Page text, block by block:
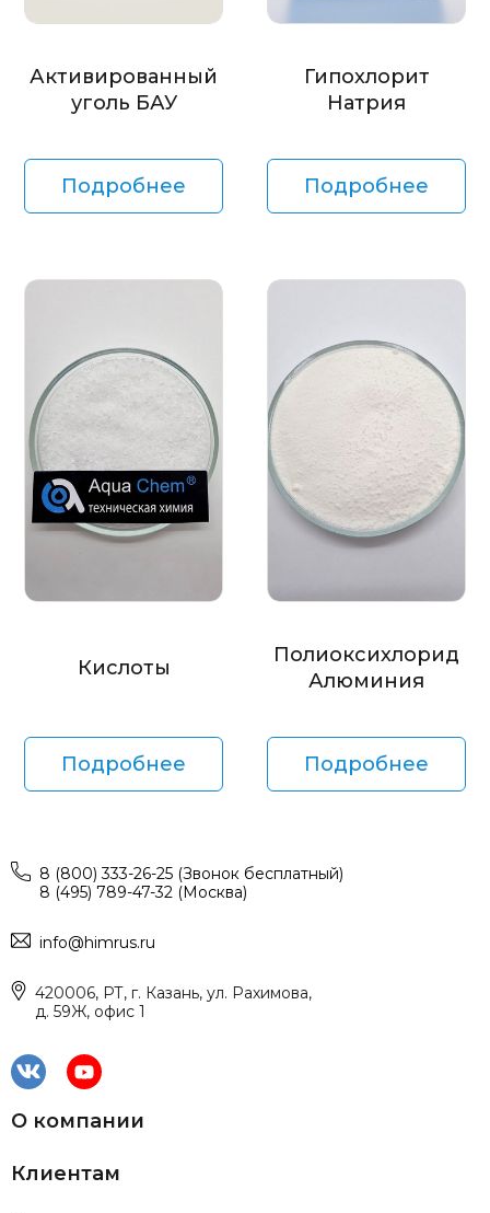
Активированный
уголь БАУ
Подробнее
Гипохлорит
Натрия
Подробнее
Кислоты
Подробнее
Полиоксихлорид
Алюминия
Подробнее
8 (800) 333-26-25 (Звонок бесплатный)
8 (495) 789-47-32 (Москва)
info@himrus.ru
420006, РТ, г. Казань, ул. Рахимова,
д. 59Ж, офис 1
О компании
Клиентам